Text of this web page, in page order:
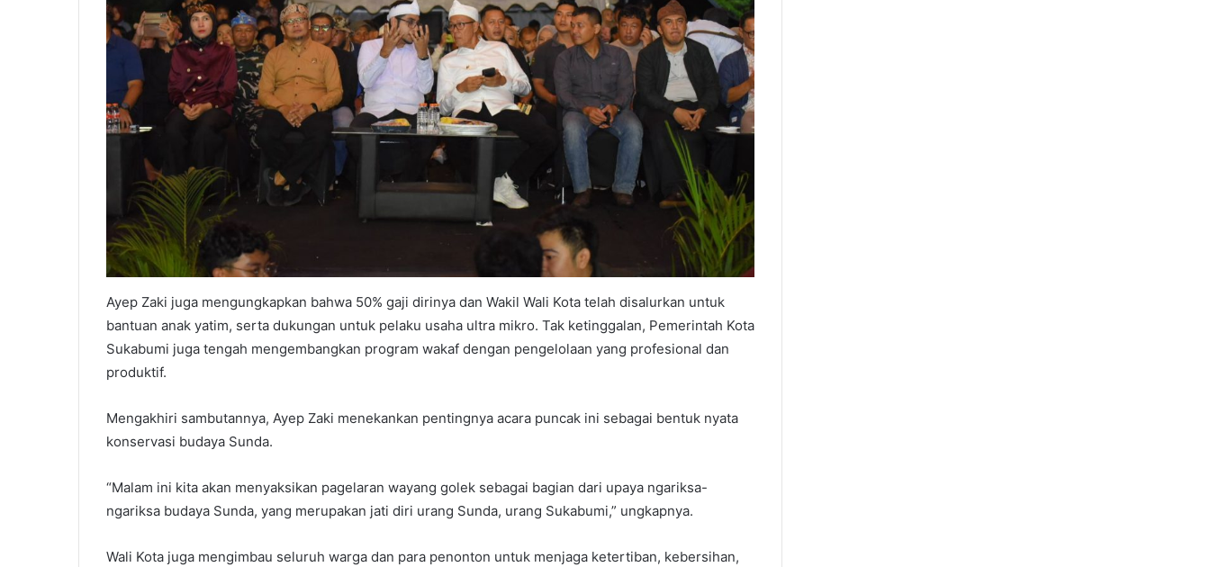
Ayep Zaki juga mengungkapkan bahwa 50% gaji dirinya dan Wakil Wali Kota telah disalurkan untuk
bantuan anak yatim, serta dukungan untuk pelaku usaha ultra mikro. Tak ketinggalan, Pemerintah Kota
Sukabumi juga tengah mengembangkan program wakaf dengan pengelolaan yang profesional dan
produktif.
Mengakhiri sambutannya, Ayep Zaki menekankan pentingnya acara puncak ini sebagai bentuk nyata
konservasi budaya Sunda.
“Malam ini kita akan menyaksikan pagelaran wayang golek sebagai bagian dari upaya ngariksa-
ngariksa budaya Sunda, yang merupakan jati diri urang Sunda, urang Sukabumi,” ungkapnya.
Wali Kota juga mengimbau seluruh warga dan para penonton untuk menjaga ketertiban, kebersihan,